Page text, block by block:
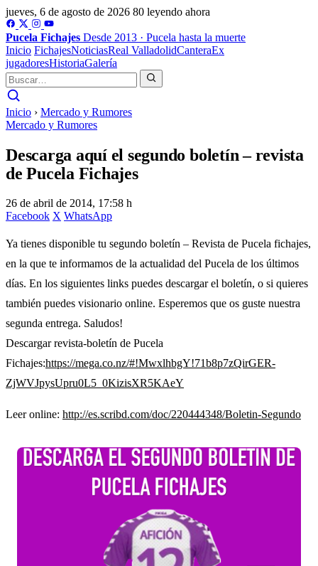
jueves, 6 de agosto de 2026 80 leyendo ahora
Pucela Fichajes Desde 2013 · Pucela hasta la muerte
Inicio FichajesNoticiasReal ValladolidCanteraEx
jugadoresHistoriaGalería
Inicio › Mercado y Rumores
Mercado y Rumores
Descarga aquí el segundo boletín – revista
de Pucela Fichajes
26 de abril de 2014, 17:58 h
Facebook X WhatsApp
Ya tienes disponible tu segundo boletín – Revista de Pucela fichajes,
en la que te informamos de la actualidad del Pucela de los últimos
días. En los siguientes links puedes descargar el boletín, o si quieres
también puedes visionario online. Esperemos que os guste nuestra
segunda entrega. Saludos!
Descargar revista-boletín de Pucela
Fichajes:https://mega.co.nz/#!MwxlhbgY!71b8p7zQirGER-
ZjWVJpysUpru0L5_0KizisXR5KAeY
Leer online: http://es.scribd.com/doc/220444348/Boletin-Segundo